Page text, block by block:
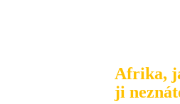
Afrika,
ji